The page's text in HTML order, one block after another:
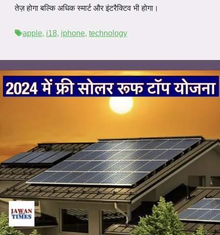
तेज़ होगा बल्कि अधिक स्मार्ट और इंटरैक्टिव भी होगा।
Tags
apple, i18, iphone, technology